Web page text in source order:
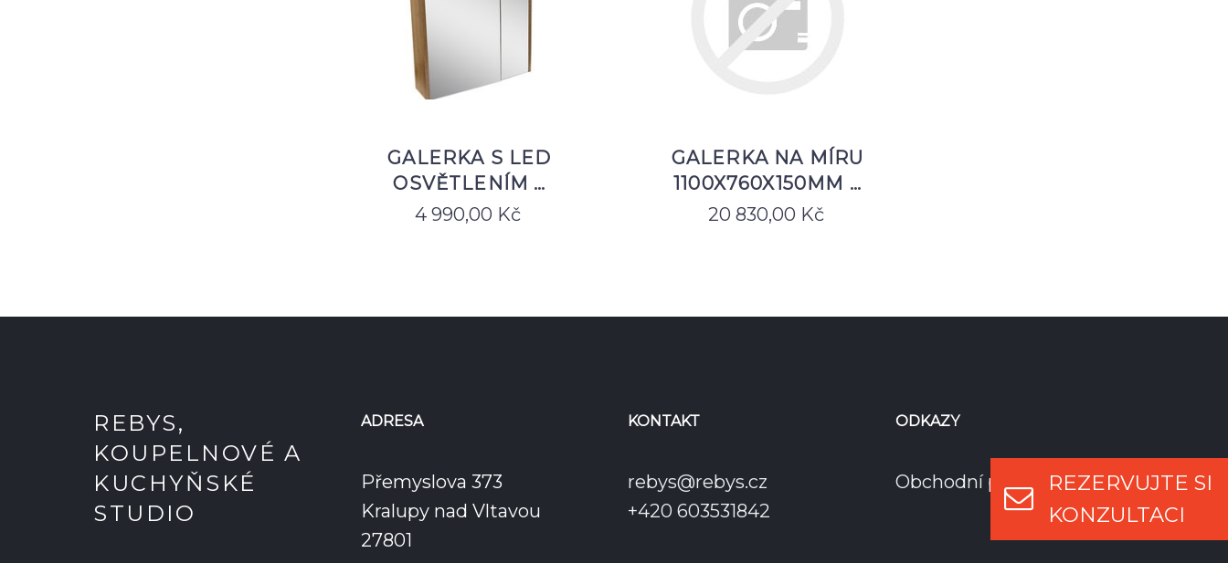
GALERKA S LED
OSVĚTLENÍM …
4 990,00 Kč
GALERKA NA MÍRU
1100X760X150MM …
20 830,00 Kč
REZERVUJTE SI
KONZULTACI
REBYS,
KOUPELNOVÉ A
KUCHYŇSKÉ
STUDIO
ADRESA
Přemyslova 373
Kralupy nad Vltavou
27801
KONTAKT
rebys@rebys.cz
+420 603531842
ODKAZY
Obchodní podmínky